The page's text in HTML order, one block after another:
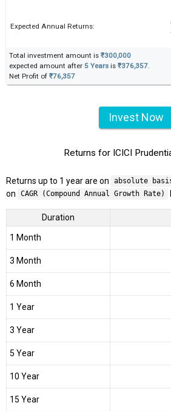
Expected Annual Returns:
Total investment amount is ₹300,000
expected amount after 5 Years is ₹376,357.
Net Profit of ₹76,357
Invest Now
Returns for ICICI
Returns up to 1 year are on absolute
on
CAGR (Compound Annual Growth Rate)
Duration
1 Month
3 Month
6 Month
1 Year
3 Year
5 Year
10 Year
15 Year